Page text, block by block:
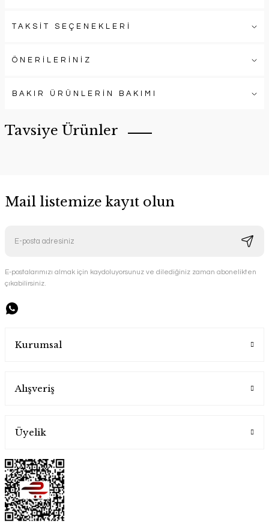
TAKSİT SEÇENEKLERİ
ÖNERİLERİNİZ
BAKIR ÜRÜNLERİN BAKIMI
Tavsiye Ürünler
Handygoo
Nezaket İle Parlayan Bakır Tepsi
Handygoo
Mail listemize kayıt olun
E-postalarımızı almak için kaydoluyorsunuz ve dilediğiniz zaman abonelikten
çıkabilirsiniz.
Kurumsal
Alışveriş
Üyelik